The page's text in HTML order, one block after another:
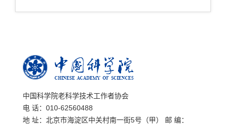
中国科学院老科学技术工作者协会
电 话：010-62560488
地 址：北京市海淀区中关村南一街5号（甲） 邮 编：